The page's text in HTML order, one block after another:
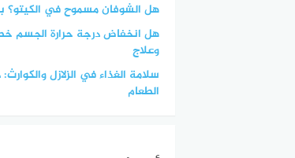
هل الشوفان مسموح في الكيتو؟
هل انخفاض درجة حرارة الجسم
وعلاج
سلامة الغذاء في الزلازل
الطعام